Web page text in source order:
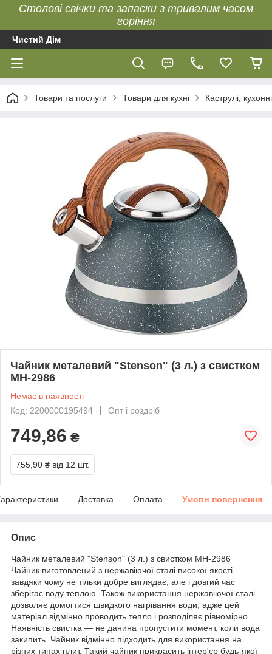
Столові свічки та запаски з тривалим часом
горіння
Чистий Дім
Товари та послуги Товари для кухні Каструлі,
Чайник металевий "Stenson" (3 л.) з свистком
MH-2986
Немає в наявності
Код: 2200000195494
Опт і роздріб
749,86 ₴
755,90 ₴ від 12 шт.
Доставка Оплата Умови повернення
Опис
Чайник металевий "Stenson" (3 л.) з свистком MH-2986
Чайник виготовлений з нержавіючої сталі високої якості,
завдяки чому не тільки добре виглядає, але і довгий час
зберігає воду теплою. Також використання нержавіючої сталі
дозволяє домогтися швидкого нагрівання води, адже цей
матеріал відмінно проводить тепло і розподіляє рівномірно.
Наявність свистка — не данина пропустити момент, коли вода
закипить. Чайник відмінно підходить для використання на
різних типах плит. Такий чайник прикрасить інтер'єр будь-якої